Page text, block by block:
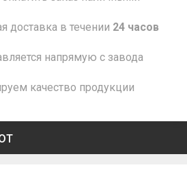
доставка в течении 24 часов
напрямую с завода
качество продукции